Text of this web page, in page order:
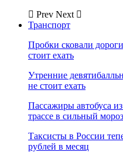
Prev Next
Транспорт
Пробки сковали
стоит ехать
Утренние
не стоит ехать
Пассажиры автобуса
трассе в сильный мороз
Таксисты в России
рублей в месяц